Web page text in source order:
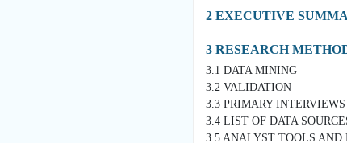
2 EXECUTIVE
3 RESEARCH
3.1 DATA MINING
3.2 VALIDATION
3.3 PRIMARY INTERVIEWS
3.4 LIST OF DATA
3.5 ANALYST TOOLS AND